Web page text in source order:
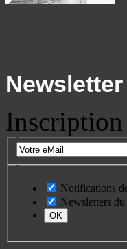
Newsletter
Inscription
Notifications
Newsletters